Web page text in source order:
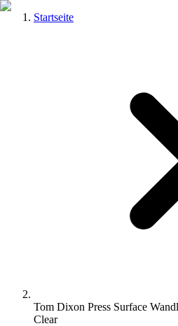
Startseite
Tom Dixon Press Surface
Clear